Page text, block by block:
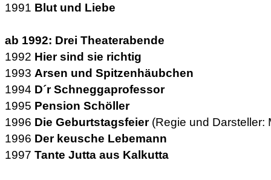
1991 Blut und Liebe
ab 1992: Drei Theaterabende
1992 Hier sind sie richtig
1993 Arsen und Spitzenhäubchen
1994 D´r Schneggaprofessor
1995 Pension Schöller
1996 Die Geburtstagsfeier(Regie und Darsteller:
1996 Der keusche Lebemann
1997 Tante Jutta aus Kalkutta